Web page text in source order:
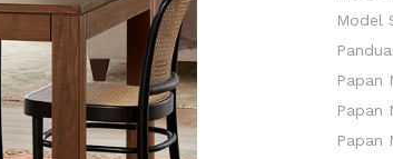
Model
Papan
Papan
Papan